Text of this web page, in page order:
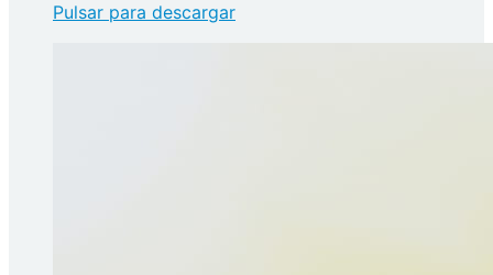
Pulsar para descargar